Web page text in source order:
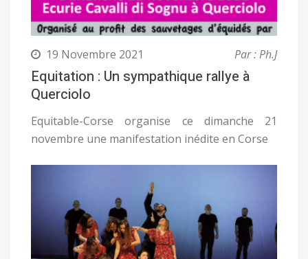
19 Novembre 2021 Par : Ph.J
Equitation : Un sympathique rallye à
Querciolo
Equitable-Corse organise ce dimanche 21
novembre une manifestation inédite en Corse